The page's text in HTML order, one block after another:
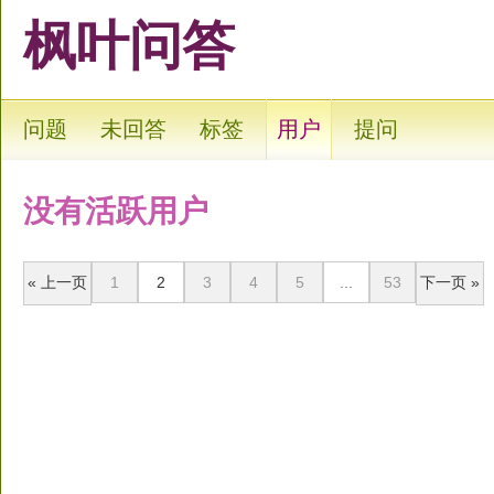
枫叶问答
问题 未回答 标签 用户 提问
没有活跃用户
« 上一页 1 2 3 4 5 53 下一页 »